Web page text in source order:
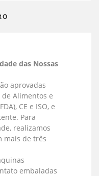
das Nossas
aprovadas
Alimentos e
CE e ISO, e
Para
realizamos
mais de três
embaladas